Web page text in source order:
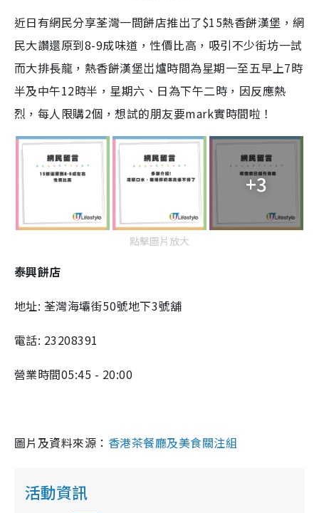
近日有網民分享荃灣一間餅店推出了$15熱香餅漢堡，網
民大讚還原到8-9成味道，性價比高，吸引不少街坊一試
而大排長龍，熱香餅漢堡岀爐時間為星期一至五早上7時
半及中午12時半，星期六、日為下午二時，因反應熱
烈，每人限購2個，想試的朋友要mark實時間啦！
+3
點擊圖片放大
泰興餅店
地址: 荃灣海壩街50號地下3號舖
電話: 23208391
營業時間05:45 - 20:00
圖片及資料來源： 香港茶餐廳及美食關注組
活動資訊